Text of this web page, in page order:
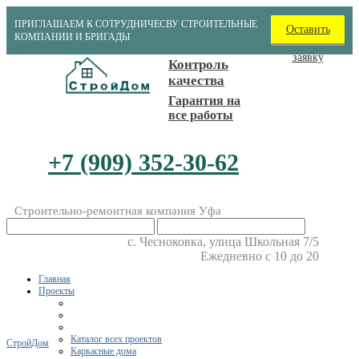
ПРИГЛАШАЕМ К СОТРУДНИЧЕСВУ СТРОИТЕЛЬНЫЕ
КОМПАНИИ И БРИГАДЫ
Оставить
заявку
Контроль
качества
Гарантия на
все работы
+7 (909) 352-30-62
Строительно-ремонтная компания Уфа
​с. Чесноковка, улица Школьная 7/5
Ежедневно с 10 до 20
Главная
Проекты
Каталог всех проектов
Каркасные дома
СтройДом